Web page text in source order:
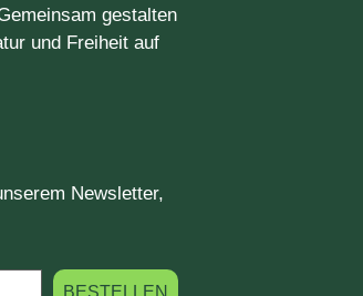
gestalten
und Freiheit auf
Newsletter,